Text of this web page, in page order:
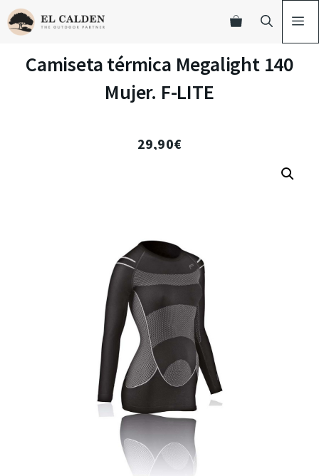
Camiseta térmica Megalight 140
Mujer. F-LITE
29,90€